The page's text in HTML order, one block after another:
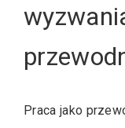
Praca jako